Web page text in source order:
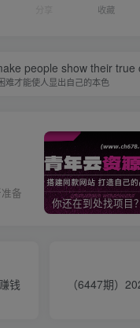
收藏
people show their true
难才能使人显出自己的本色
备
钱
（6447期）